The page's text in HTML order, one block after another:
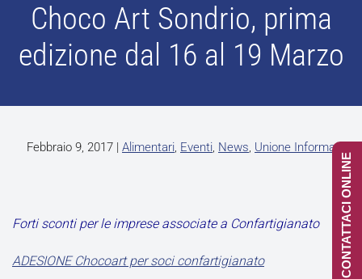
Choco Art Sondrio, prima
edizione dal 16 al 19 Marzo
Febbraio 9, 2017 | Alimentari, Eventi, News, Unione Informa
Forti sconti per le imprese associate a Confartigianato
ADESIONE Chocoart per soci confartigianato CONTATTACI ONLINE